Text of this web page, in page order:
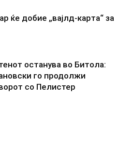
ќе добие „вајлд-карта“ за
останува во Битола:
го продолжи
со Пелистер